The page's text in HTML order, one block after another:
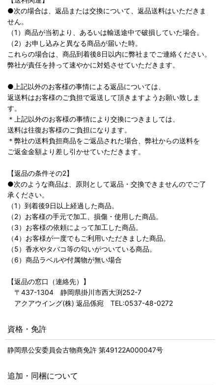
●次の場合は、返品または交換について、返品送料はいただきま
せん。
（1）商品が当初より、あるいは輸送途中で破損していた場合。
（2）お申し込みと異なる商品が届いた時。
これらの場合は、商品到着後8日以内に弊社までご連絡ください。
弊社が責任を持って速やかに対処させていただきます。
●上記以外のお客様の事情による返品については、
返送料はお客様のご負担で返送して頂きますようお願い致しま
す。
＊上記以外のお客様の事情により交換につきましては、
送料は往復お客様のご負担になります。
＊弊社の送料負担商品をご返品された場合、弊社からの送料を
ご返金金額より差し引かせていただきます。
【返品の条件その2】
●次のような商品は、原則として返品・交換できませんのでご了
承ください。
（1）到着後9日以上経過した商品。
（2）お客様の手元で加工、損傷・使用した商品。
（3）お客様の依頼によって加工した商品。
（4）お客様が一度でもご利用いただきました商品。
（5）香水やタバコ等の匂いがついている商品。
（6）商品ラベルや付属物が無い場合
【返品の窓口（連絡先）】
〒437-1304 静岡県掛川市西大渕252-7
アクアウイング(株) 返品係宛 TEL:0537-48-0272
資格・免許
静岡県公安委員会古物商免許 第49122A000047号
追加・同梱について